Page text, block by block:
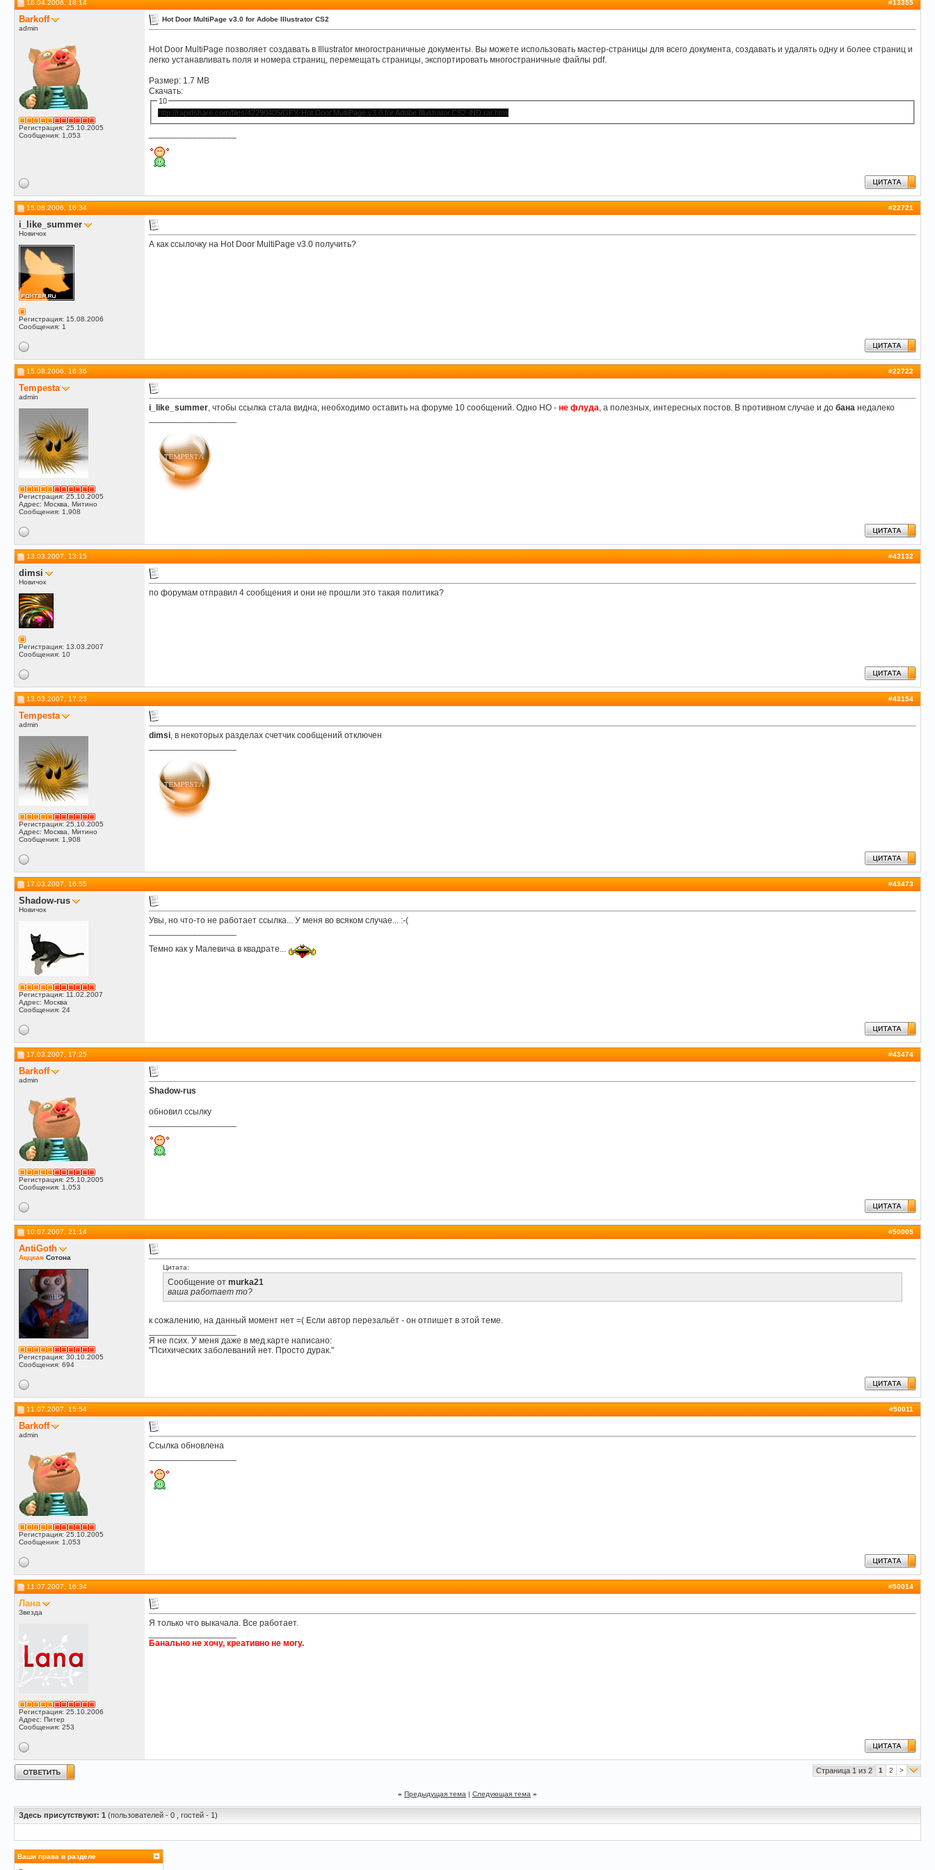
Лана Я только что выкачала. Все...11.07.2007,16:34
05.12.2007,
16.04.2006, 18:14 #13355
Barkoff
admin
Регистрация: 25.10.2005
Сообщения: 1,053
Hot Door MultiPage v3.0 for Adobe Illustrator CS2
Hot Door MultiPage позволяет создавать в Illustrator многостраничные документы. Вы можете использовать мастер-страницы для всего документа, создавать и удалять одну и более страниц и
легко устанавливать поля и номера страниц, перемещать страницы, экспортировать многостраничные файлы pdf.
Размер: 1.7 MB
Скачать:
10
http://rapidshare.com/files/42290405/GFX-Hot.Door.MultiPage.v3.0.for.Adobe.Illustrator.CS2-iND.rar.html
15.08.2006, 16:34 #22721
i_like_summer
Новичок
Регистрация: 15.08.2006
Сообщения: 1
А как ссылочку на Hot Door MultiPage v3.0 получить?
15.08.2006, 16:36 #22722
Tempesta
admin
Регистрация: 25.10.2005
Адрес: Москва, Митино
Сообщения: 1,908
i_like_summer, чтобы ссылка стала видна, необходимо оставить на форуме 10 сообщений. Одно НО - не флуда, а полезных, интересных постов. В противном случае и до бана недалеко
13.03.2007, 13:15 #43132
dimsi
Новичок
Регистрация: 13.03.2007
Сообщения: 10
по форумам отправил 4 сообщения и они не прошли это такая политика?
13.03.2007, 17:23 #43154
Tempesta
admin
Регистрация: 25.10.2005
Адрес: Москва, Митино
Сообщения: 1,908
dimsi, в некоторых разделах счетчик сообщений отключен
17.03.2007, 16:55 #43473
Shadow-rus
Новичок
Регистрация: 11.02.2007
Адрес: Москва
Сообщения: 24
Увы, но что-то не работает ссылка... У меня во всяком случае... :-(
Темно как у Малевича в квадрате...
17.03.2007, 17:25 #43474
Barkoff
admin
Регистрация: 25.10.2005
Сообщения: 1,053
Shadow-rus
обновил ссылку
10.07.2007, 21:14 #50005
AntiGoth
Аццкая Сотона
Регистрация: 30.10.2005
Сообщения: 694
Цитата:
Сообщение от murka21
ваша работает то?
к сожалению, на данный момент нет =( Если автор перезальёт - он отпишет в этой теме.
Я не псих. У меня даже в мед.карте написано:
"Психических заболеваний нет. Просто дурак."
11.07.2007, 15:54 #50011
Barkoff
admin
Регистрация: 25.10.2005
Сообщения: 1,053
Ссылка обновлена
11.07.2007, 16:34 #50014
Лана
Звезда
Регистрация: 25.10.2006
Адрес: Питер
Сообщения: 253
Я только что выкачала. Все работает.
Банально не хочу, креативно не могу.
Страница 1 из 2 1 2 >
« Предыдущая тема | Следующая тема »
Здесь присутствуют: 1 (пользователей - 0 , гостей - 1)
Ваши права в разделе